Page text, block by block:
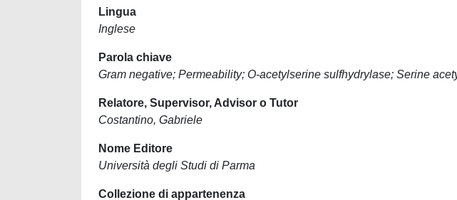
Lingua
Inglese
Parola chiave
Gram negative; Permeability; O-acetylserine sulfhydrylase; Serine
Relatore, Supervisor, Advisor o Tutor
Costantino, Gabriele
Nome Editore
Università degli Studi di Parma
Collezione di appartenenza